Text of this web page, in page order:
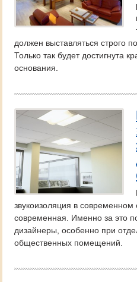
должен выставляться строго
Только так будет достигнута
основания.
звукоизоляция в современном
современная. Именно за это
дизайнеры, особенно при
общественных помещений.